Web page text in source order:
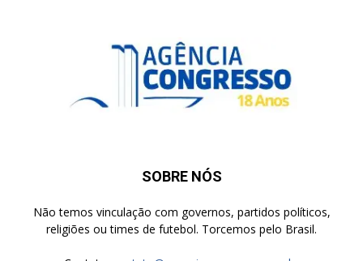
SOBRE NÓS
Não temos vinculação com governos, partidos políticos,
religiões ou times de futebol. Torcemos pelo Brasil.